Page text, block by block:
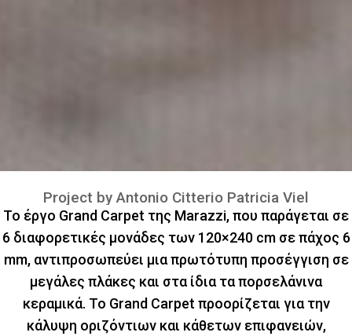
Project by Antonio Citterio Patricia Viel
Το έργο Grand Carpet της Marazzi, που παράγεται σε
6 διαφορετικές μονάδες των 120×240 cm σε πάχος 6
mm, αντιπροσωπεύει μια πρωτότυπη προσέγγιση σε
μεγάλες πλάκες και στα ίδια τα πορσελάνινα
κεραμικά. Το Grand Carpet προορίζεται για την
κάλυψη οριζόντιων και κάθετων επιφανειών,